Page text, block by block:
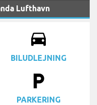
Lufthavn
drive_eta
BILUDLEJNING
local_parking
PARKERING